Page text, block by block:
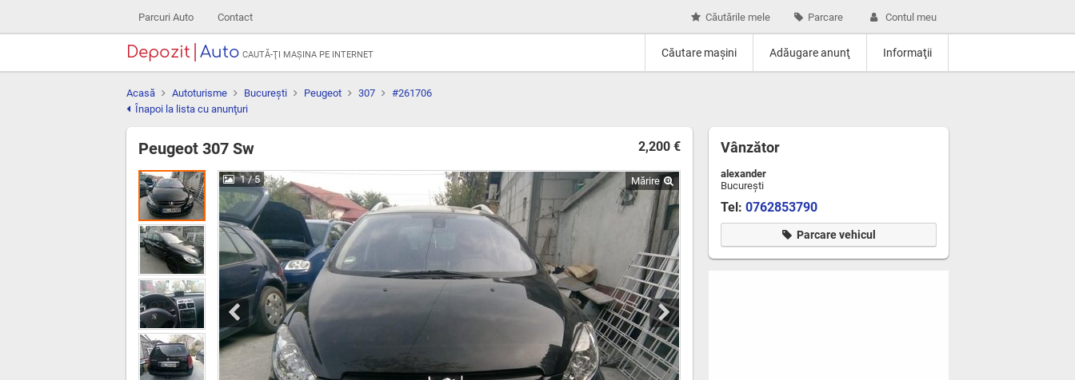
Parcuri Auto Contact Căutările mele Parcare Contul meu
Depozit Auto CAUTĂ-ŢI MAŞINA PE INTERNET Căutare maşini Adăugare anunţ Informaţii
Acasă Autoturisme Bucureşti Peugeot 307
#261706
Înapoi la lista cu anunţuri
2,200 €
Peugeot 307 Sw
1/ 5 Mărire
Vânzător
alexander
Bucureşti
Tel: 0762853790
Parcare vehicul